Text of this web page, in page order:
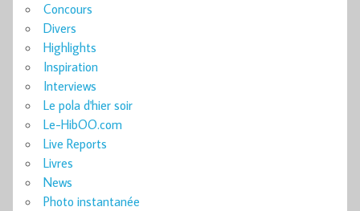
Concours
Divers
Highlights
Inspiration
Interviews
Le pola d'hier soir
Le-HibOO.com
Live Reports
Livres
News
Photo instantanée